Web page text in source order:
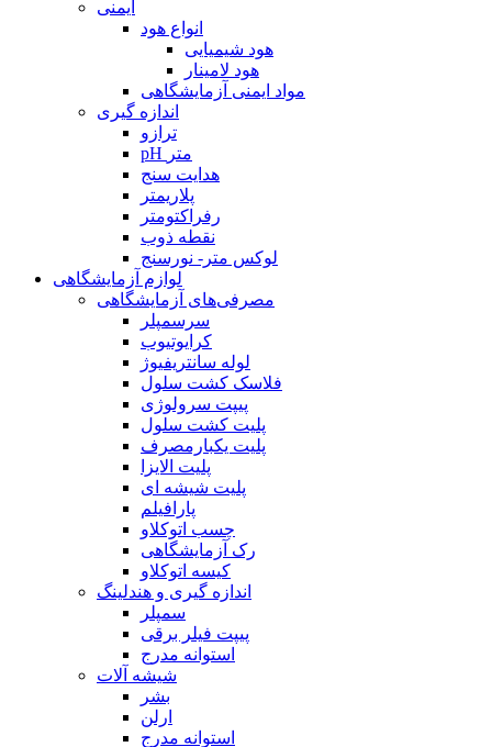
ایمنی
انواع هود
هود شیمیایی
هود لامینار
مواد ایمنی آزمایشگاهی
اندازه گیری
ترازو
pH متر
هدایت سنج
پلاریمتر
رفراکتومتر
نقطه ذوب
لوکس متر- نورسنج
لوازم آزمایشگاهی
مصرفی‌های آزمایشگاهی
سرسمپلر
کرایوتیوب
لوله سانتریفیوژ
فلاسک کشت سلول
پیپت سرولوژی
پلیت کشت سلول
پلیت یکبارمصرف
پلیت الایزا
پلیت شیشه ای
پارافیلم
چسب اتوکلاو
رک آزمایشگاهی
کیسه اتوکلاو
اندازه گیری و هندلینگ
سمپلر
پیپت فیلر برقی
استوانه مدرج
شیشه آلات
بشر
ارلن
استوانه مدرج